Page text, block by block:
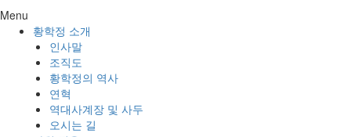
Menu
황학정 소개
인사말
조직도
황학정의 역사
연혁
역대사계장 및 사두
오시는 길